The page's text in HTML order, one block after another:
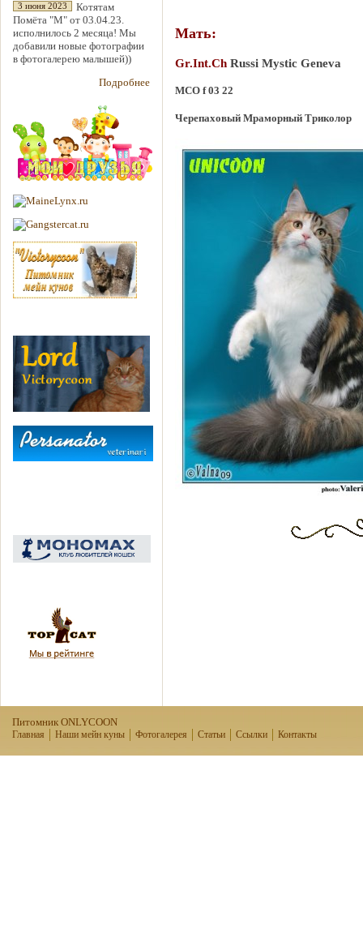
3 июня 2023
Котятам
Помёта "М" от 03.04.23.
исполнилось 2 месяца! Мы
добавили новые фотографии
в фотогалерею малышей))
Подробнее
Мать:
Gr.Int.Ch Russi Mystic Geneva
MCO f 03 22
Черепаховый Мраморный Триколор
Питомник ONLYCOON
Главная Наши мейн куны Фотогалерея Статьи Ссылки Контакты